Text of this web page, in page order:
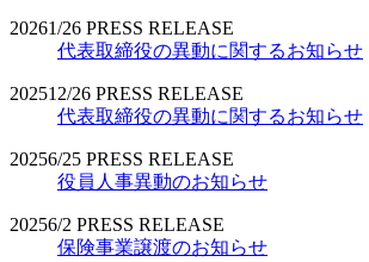
20261/26 PRESS RELEASE
代表取締役の異動に関するお知らせ
202512/26 PRESS RELEASE
代表取締役の異動に関するお知らせ
20256/25 PRESS RELEASE
役員人事異動のお知らせ
20256/2 PRESS RELEASE
保険事業譲渡のお知らせ